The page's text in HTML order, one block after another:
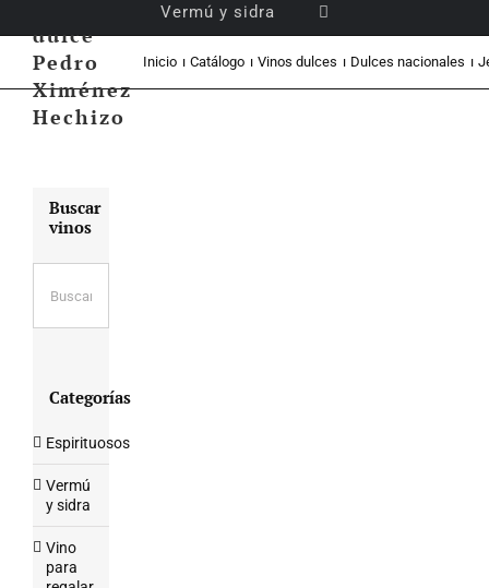
Vermú y sidra
dulce
Pedro
Ximénez
Hechizo
Inicio Catálogo Vinos dulces Dulces nacionales
Buscar
vinos
Categorías
Espirituosos
Vermú
y sidra
Vino
para